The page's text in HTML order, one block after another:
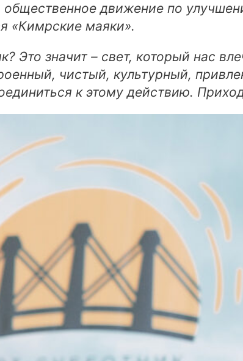
движение по
«Кимрские маяки».
Это значит – свет, который нас
чистый, культурный,
к этому действию.